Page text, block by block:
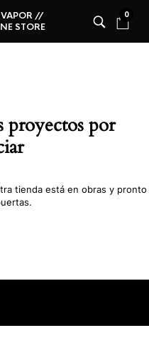
//
STORE
0
proyectos por
tienda está en obras y pronto